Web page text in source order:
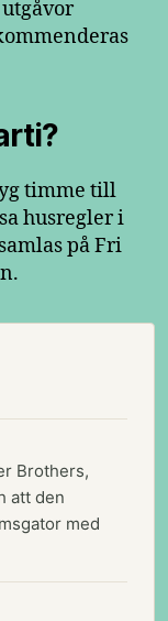
timme till
husregler i
på Fri
Brothers,
att den
med